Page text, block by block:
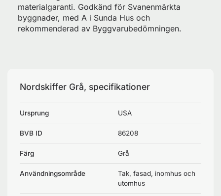
materialgaranti. Godkänd för Svanenmärkta
byggnader, med A i Sunda Hus och
rekommenderad av Byggvarubedömningen.
Nordskiffer Grå, specifikationer
Ursprung USA
BVB ID 86208
Färg Grå
Användningsområde
Tak, fasad, inomhus och
utomhus